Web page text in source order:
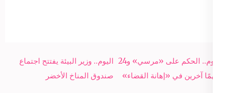
Post
navigation
اليوم.. وزير البيئة يفتتح اجتماع
صندوق المناخ الأخضر
اليوم.. الحكم على «مرسي» و24
متهمًا آخرين في «إهانة القضاء»